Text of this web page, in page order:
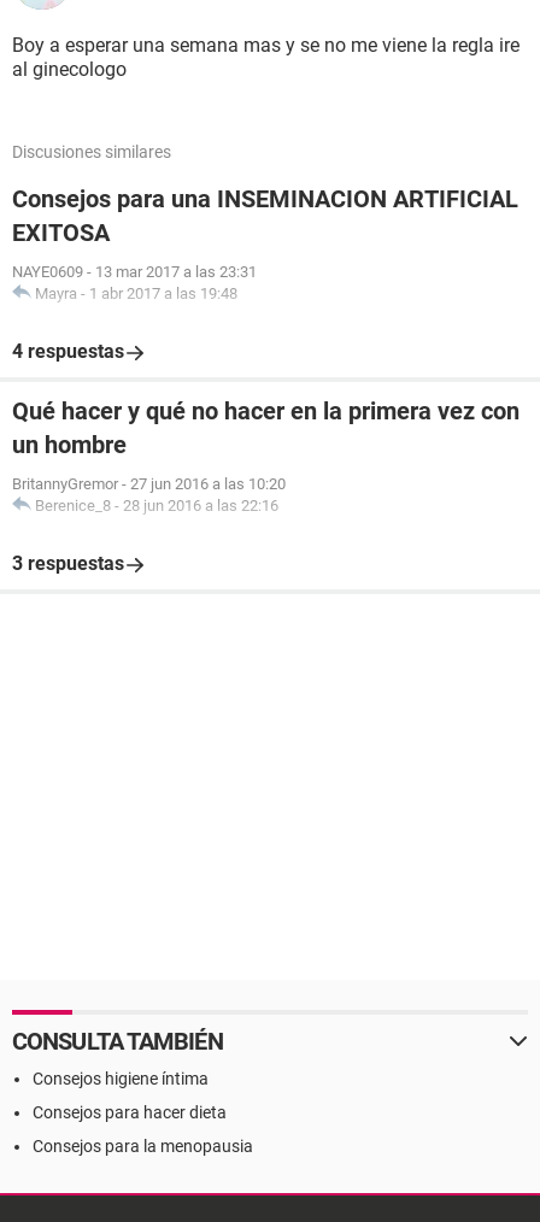
Boy a esperar una semana mas y se no me viene la regla ire
al ginecologo
Discusiones similares
Consejos para una INSEMINACION ARTIFICIAL
EXITOSA
NAYE0609 - 13 mar 2017 a las 23:31
Mayra - 1 abr 2017 a las 19:48
4 respuestas
Qué hacer y qué no hacer en la primera vez con
un hombre
BritannyGremor - 27 jun 2016 a las 10:20
Berenice_8 - 28 jun 2016 a las 22:16
3 respuestas
CONSULTA TAMBIÉN
Consejos higiene íntima
Consejos para hacer dieta
Consejos para la menopausia